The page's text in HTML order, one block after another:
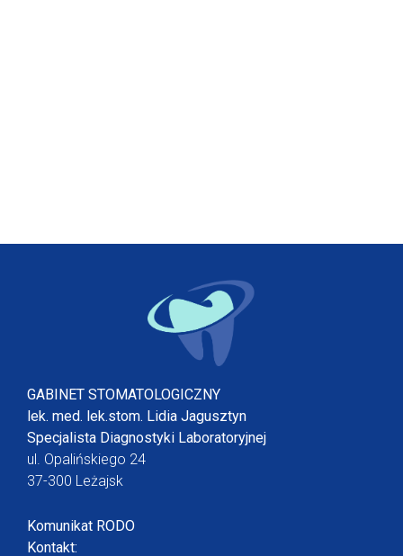
GABINET STOMATOLOGICZNY
lek. med. lek.stom. Lidia Jagusztyn
Specjalista Diagnostyki Laboratoryjnej
ul. Opalińskiego 24
37-300 Leżajsk
Komunikat RODO
Kontakt: